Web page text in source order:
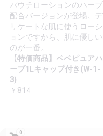
0
パウチローションのハーブ
配合バージョンが登場。デ
リケートな肌に使うローシ
ョンですから、肌に優しい
のが一番。
【特価商品】ペペピュアハ
ーブ1Lキャップ付き(W-1-
3)
￥814